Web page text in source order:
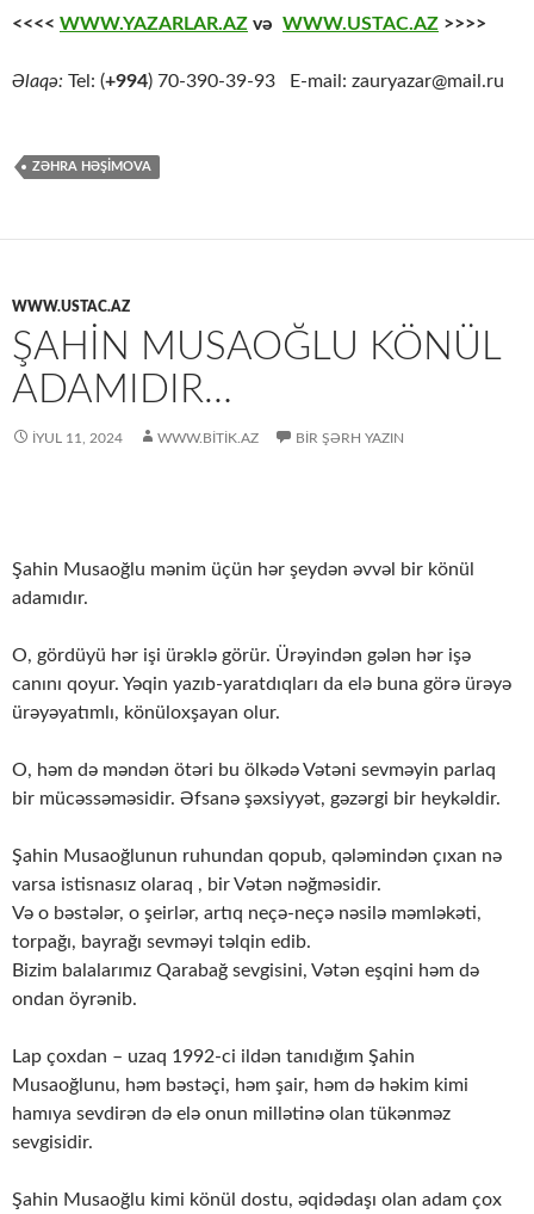
<<<< WWW.YAZARLAR.AZ və WWW.USTAC.AZ >>>>
Əlaqə: Tel: (+994) 70-390-39-93 E-mail: zauryazar@mail.ru
ZƏHRA HƏŞIMOVA
WWW.USTAC.AZ
ŞAHIN MUSAOĞLU KÖNÜL
ADAMIDIR…
İYUL 11, 2024 WWW.BITIK.AZ BIR ŞƏRH YAZIN
Şahin Musaoğlu mənim üçün hər şeydən əvvəl bir könül
adamıdır.
O, gördüyü hər işi ürəklə görür. Ürəyindən gələn hər işə
canını qoyur. Yəqin yazıb-yaratdıqları da elə buna görə ürəyə
ürəyəyatımlı, könüloxşayan olur.
O, həm də məndən ötəri bu ölkədə Vətəni sevməyin parlaq
bir mücəssəməsidir. Əfsanə şəxsiyyət, gəzərgi bir heykəldir.
Şahin Musaoğlunun ruhundan qopub, qələmindən çıxan nə
varsa istisnasız olaraq , bir Vətən nəğməsidir.
Və o bəstələr, o şeirlər, artıq neçə-neçə nəsilə məmləkəti,
torpağı, bayrağı sevməyi təlqin edib.
Bizim balalarımız Qarabağ sevgisini, Vətən eşqini həm də
ondan öyrənib.
Lap çoxdan – uzaq 1992-ci ildən tanıdığım Şahin
Musaoğlunu, həm bəstəçi, həm şair, həm də həkim kimi
hamıya sevdirən də elə onun millətinə olan tükənməz
sevgisidir.
Şahin Musaoğlu kimi könül dostu, əqidədaşı olan adam çox